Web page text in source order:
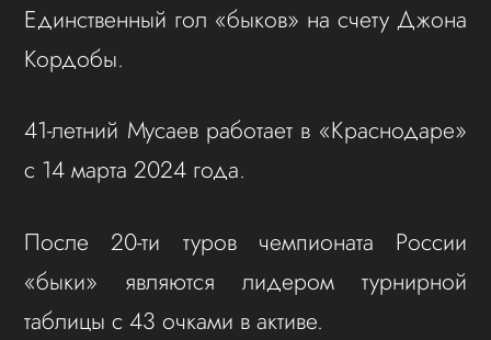
Единственный гол «быков» на счету Джона
Кордобы.
41-летний Мусаев работает в «Краснодаре»
с 14 марта 2024 года.
После 20-ти туров чемпионата России
«быки» являются лидером турнирной
таблицы с 43 очками в активе.